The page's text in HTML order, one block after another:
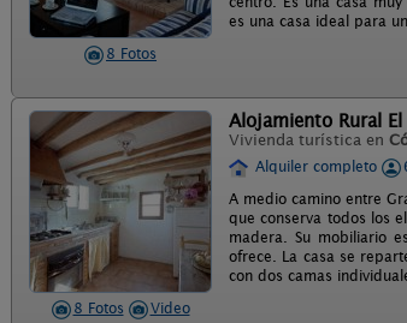
8 Fotos
es una casa ideal para
8 Fotos Video
Alojamiento Rural
Vivienda turística en
Alquiler completo
A medio camino entre
que conserva todos los
madera. Su mobiliario
ofrece. La casa se
con dos camas